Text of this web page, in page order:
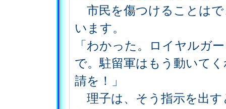
市民を傷つけることはで
います。
「わかった。ロイヤルガ
で。駐留軍はもう動いて
請を！」
理子は、そう指示を出す